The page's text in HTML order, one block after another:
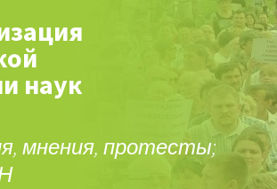
наук
мнения, протесты;